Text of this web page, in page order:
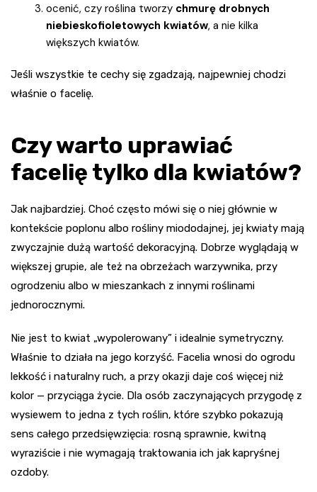
ocenić, czy roślina tworzy chmurę drobnych
niebieskofioletowych kwiatów, a nie kilka
większych kwiatów.
Jeśli wszystkie te cechy się zgadzają, najpewniej chodzi
właśnie o facelię.
Czy warto uprawiać
facelię tylko dla kwiatów?
Jak najbardziej. Choć często mówi się o niej głównie w
kontekście poplonu albo rośliny miododajnej, jej kwiaty mają
zwyczajnie dużą wartość dekoracyjną. Dobrze wyglądają w
większej grupie, ale też na obrzeżach warzywnika, przy
ogrodzeniu albo w mieszankach z innymi roślinami
jednorocznymi.
Nie jest to kwiat „wypolerowany” i idealnie symetryczny.
Właśnie to działa na jego korzyść. Facelia wnosi do ogrodu
lekkość i naturalny ruch, a przy okazji daje coś więcej niż
kolor — przyciąga życie. Dla osób zaczynających przygodę z
wysiewem to jedna z tych roślin, które szybko pokazują
sens całego przedsięwzięcia: rosną sprawnie, kwitną
wyraziście i nie wymagają traktowania ich jak kapryśnej
ozdoby.